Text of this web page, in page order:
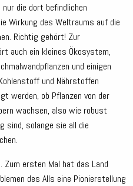
die dort befindlichen
Wirkung des Weltraums auf die
Richtig gehört! Zur
auch ein kleines Ökosystem,
und einigen
und Nährstoffen
werden, ob Pflanzen von der
wachsen, also wie robust
sind, solange sie all die
Zum ersten Mal hat das Land
des Alls eine Pionierstellung